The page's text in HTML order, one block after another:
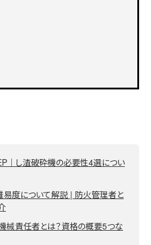
｜し渣破砕機の必要性4選につい
易度について解説 | 防火管理者と
械責任者とは？資格の概要5つな